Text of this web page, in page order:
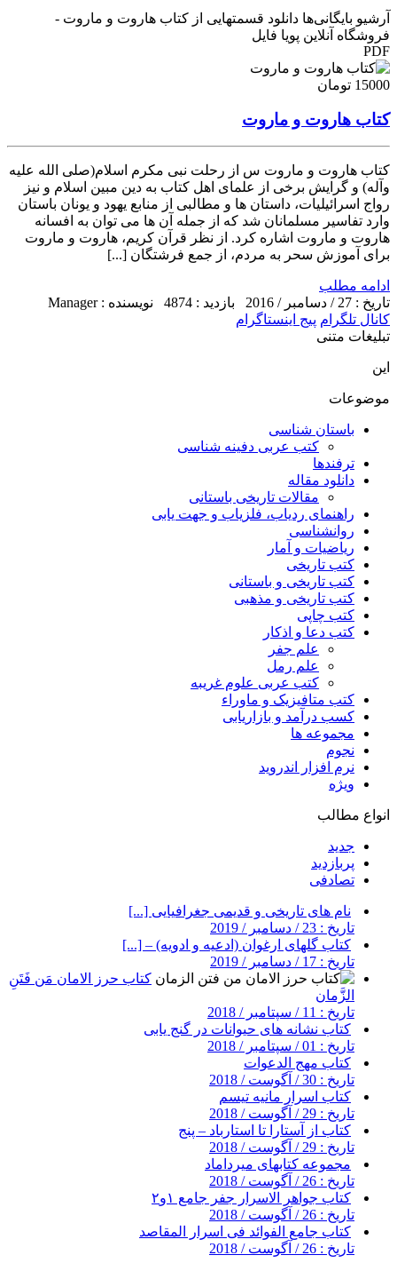
آرشیو بایگانی‌ها دانلود قسمتهایی از کتاب هاروت و ماروت -
فروشگاه آنلاین پویا فایل
PDF
15000 تومان
کتاب هاروت و ماروت
کتاب هاروت و ماروت س از رحلت نبى مکرم اسلام(صلى الله علیه
وآله) و گرایش برخى از علماى اهل کتاب به دین مبین اسلام و نیز
رواج اسرائیلیات، داستان ها و مطالبى از منابع یهود و یونان باستان
وارد تفاسیر مسلمانان شد که از جمله آن ها مى توان به افسانه
هاروت و ماروت اشاره کرد. از نظر قرآن کریم، هاروت و ماروت
براى آموزش سحر به مردم، از جمع فرشتگان [...]
ادامه مطلب
تاریخ : 27 / دسامبر / 2016
بازدید : 4874
نویسنده : Manager
کانال تلگرام پیج اینستاگرام
تبلیغات متنی
این
موضوعات
باستان شناسی
کتب عربی دفینه شناسی
ترفندها
دانلود مقاله
مقالات تاریخی باستانی
راهنمای ردیاب، فلزیاب و جهت یابی
روانشناسی
ریاضیات و آمار
کتب تاریخی
کتب تاریخی و باستانی
کتب تاریخی و مذهبی
کتب چاپی
کتب دعا و اذکار
علم جفر
علم رمل
کتب عربی علوم غریبه
کتب متافیزیک و ماوراء
کسب درآمد و بازاریابی
مجموعه ها
نجوم
نرم افزار اندروید
ویژه
انواع مطالب
جدید
پربازدید
تصادفی
نام های تاریخی و قدیمی جغرافیایی [...]
تاریخ : 23 / دسامبر / 2019
کتاب گلهای ارغوان (ادعیه و ادویه) – [...]
تاریخ : 17 / دسامبر / 2019
کتاب حرز الامان مَن فَتَنِ
الزَّمان
تاریخ : 11 / سپتامبر / 2018
کتاب نشانه های حیوانات در گنج یابی
تاریخ : 01 / سپتامبر / 2018
کتاب مهج الدعوات
تاریخ : 30 / آگوست / 2018
کتاب اسرار مانیه تیسم
تاریخ : 29 / آگوست / 2018
کتاب از آستارا تا استارباد – پنج
تاریخ : 29 / آگوست / 2018
مجموعه کتابهای میرداماد
تاریخ : 26 / آگوست / 2018
کتاب جواهر الاسرار جفر جامع ۱و۲
تاریخ : 26 / آگوست / 2018
کتاب جامع الفوائد فی اسرار المقاصد
تاریخ : 26 / آگوست / 2018